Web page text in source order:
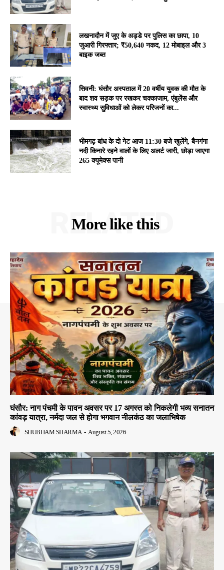
लखनादौन में जुए के अड्डे पर पुलिस का छापा, 10
जुआरी गिरफ्तार; ₹50,640 नकद, 12 मोबाइल और 3
बाइक जब्त
सिवनी: घंसौर अस्पताल में 20 वर्षीय युवक की मौत के
बाद शव सड़क पर रखकर चक्काजाम, एंबुलेंस और
स्वास्थ्य सुविधाओं को लेकर परिजनों का...
भीमगढ़ बांध के दो गेट आज 11:30 बजे खुलेंगे, बैनगंगा
नदी किनारे रहने वालों के लिए अलर्ट जारी, छोड़ा जाएगा
265 क्यूमेक्स पानी
More like this
RELATED
घंसौर: नाग पंचमी के पावन अवसर पर 17 अगस्त को निकलेगी भव्य सनातन
कांवड़ यात्रा, नर्मदा जल से होगा भगवान नीलकंठ का जलाभिषेक
SHUBHAM SHARMA - August 5, 2026